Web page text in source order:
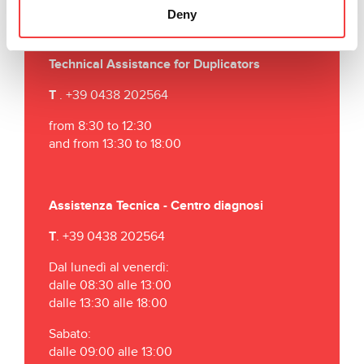
Deny
Technical Assistance for Duplicators
T . +39 0438 202564
from 8:30 to 12:30
and from 13:30 to 18:00
Assistenza Tecnica - Centro diagnosi
T. +39 0438 202564
Dal lunedì al venerdì:
dalle 08:30 alle 13:00
dalle 13:30 alle 18:00
Sabato:
dalle 09:00 alle 13:00